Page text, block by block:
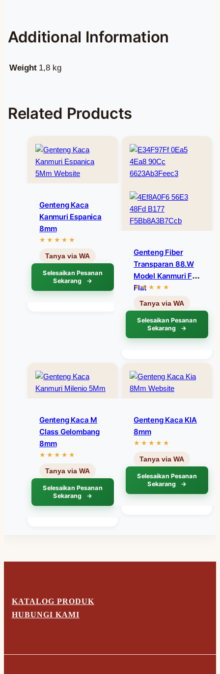
Additional Information
Weight 1,8 kg
Related Products
Genteng Kaca
Kanmuri Espanica
8mm
Selesaikan Pesanan
Sekarang
Genteng Fiber
Transparan 88.W
Model Kanmuri Full
Flat
Selesaikan Pesanan
Sekarang
Genteng Kaca M
Class Gelombang
8mm
Selesaikan Pesanan
Sekarang
Genteng Kaca KIA
8mm
Selesaikan Pesanan
Sekarang
KATALOG PRODUK
HUBUNGI KAMI